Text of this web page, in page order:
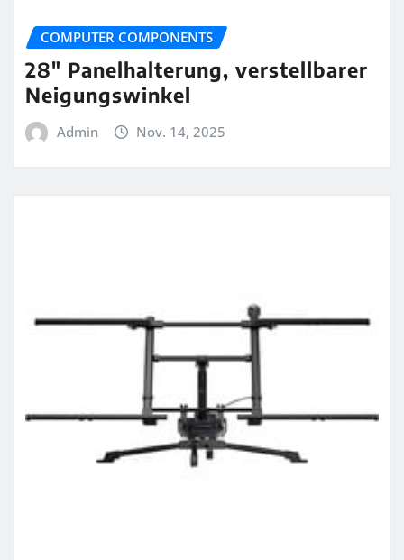
COMPUTER COMPONENTS
28″ Panelhalterung, verstellbarer
Neigungswinkel
Admin Nov. 14, 2025